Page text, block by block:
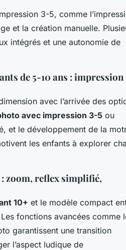
3-5, comme
et la création manuelle.
intégrés et une autonomie de
de 5-10 ans : impression
avec l’arrivée des
avec impression 3-5 ou
et le développement de la
les enfants à explorer
zoom, reflex simplifié,
10+ et le modèle compact
fonctions avancées comme
garantissent une transition
l’aspect ludique de